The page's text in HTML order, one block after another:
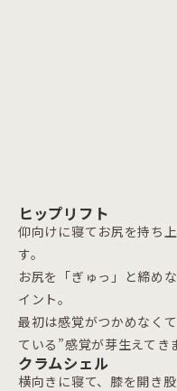
ヒップリフト
仰向けに寝てお尻を持ち
す。
お尻を「ぎゅっ」と締め
イント。
最初は感覚がつかめなく
ている”感覚が芽生えてき
クラムシェル
横向きに寝て、膝を開き